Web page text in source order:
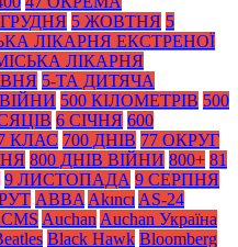
ГРУДНЯ 5 ЖОВТНЯ 5
ЛІКАРНЯ ЕКСТРЕНОЇ
ЛІКАРНЯ
5-ТА ДИТЯЧА
500 КІЛОМЕТРІВ 500
6 СІЧНЯ 600
КЛАС 700 ДНІВ 77 ОКРУГ
800 ДНІВ ВІЙНИ 800+ 81
9 ЛИСТОПАДА 9 СЕРПНЯ
ABBAAkıncıAS-24
AuchanAuchan Україна
Black Нawk Bloomberg